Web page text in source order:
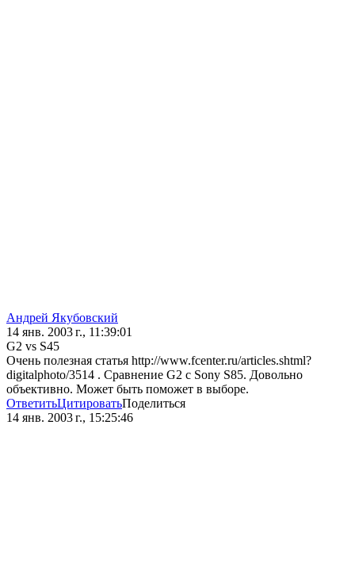
Андрей Якубовский
14 янв. 2003 г., 11:39:01
G2 vs S45
Очень полезная статья http://www.fcenter.ru/articles.shtml?
digitalphoto/3514 . Сравнение G2 с Sony S85. Довольно
объективно. Может быть поможет в выборе.
ОтветитьЦитироватьПоделиться
14 янв. 2003 г., 15:25:46